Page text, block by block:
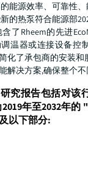
能源效率、可靠性、
的热泵符合能源部
了Rheem的先进
温器或连接设备控
化了承包商的安装和
解决方案,确保整个不
究报告包括对该
年至2032年的
以下部分: